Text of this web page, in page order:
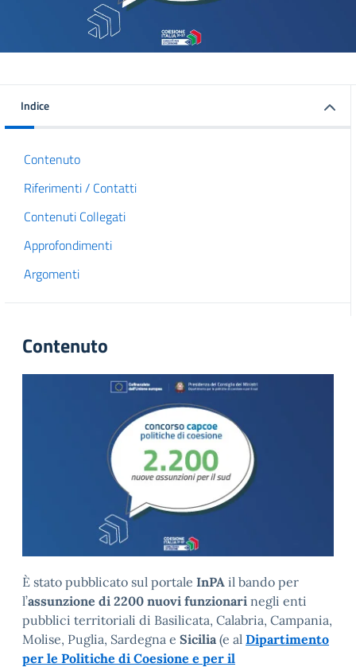
Indice
Contenuto
Riferimenti / Contatti
Contenuti Collegati
Approfondimenti
Argomenti
Contenuto
È stato pubblicato sul portale InPA il bando per
l’assunzione di 2200 nuovi funzionari negli enti
pubblici territoriali di Basilicata, Calabria, Campania,
Molise, Puglia, Sardegna e Sicilia (e al Dipartimento
per le Politiche di Coesione e per il